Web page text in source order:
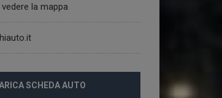
la mappa
SCHEDA AUTO